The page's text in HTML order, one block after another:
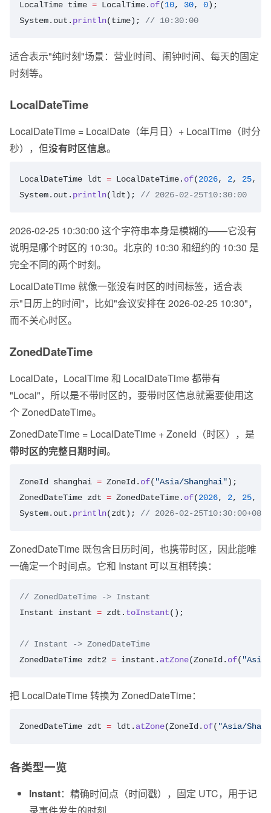
LocalTime time = LocalTime. of(10, 30, 0);
System.out. println(time); // 10:30:00
适合表示"纯时刻"场景：营业时间、闹钟时间、每天的固定
时刻等。
LocalDateTime
LocalDateTime = LocalDate（年月日）+ LocalTime（时分
秒），但没有时区信息。
LocalDateTime ldt = LocalDateTime. of(2026, 2, 25,
System.out. println(ldt); // 2026-02-25T10:30:00
2026-02-25 10:30:00 这个字符串本身是模糊的——它没有
说明是哪个时区的 10:30。北京的 10:30 和纽约的 10:30 是
完全不同的两个时刻。
LocalDateTime 就像一张没有时区的时间标签，适合表
示"日历上的时间"，比如"会议安排在 2026-02-25 10:30"，
而不关心时区。
ZonedDateTime
LocalDate，LocalTime 和 LocalDateTime 都带有
"Local"，所以是不带时区的，要带时区信息就需要使用这
个 ZonedDateTime。
ZonedDateTime = LocalDateTime + ZoneId（时区），是
带时区的完整日期时间。
ZoneId shanghai = ZoneId. of( "Asia/Shanghai");
ZonedDateTime zdt = ZonedDateTime. of(2026, 2, 25,
System.out. println(zdt); // 2026-02-
ZonedDateTime 既包含日历时间，也携带时区，因此能唯
一确定一个时间点。它和 Instant 可以互相转换：
// ZonedDateTime -> Instant
Instant instant = zdt. toInstant();
// Instant -> ZonedDateTime
ZonedDateTime zdt2 = instant. atZone(ZoneId. of( "Asia/
把 LocalDateTime 转换为 ZonedDateTime：
ZonedDateTime zdt = ldt. atZone(ZoneId. of( "Asia/
各类型一览
Instant：精确时间点（时间戳），固定 UTC，用于记